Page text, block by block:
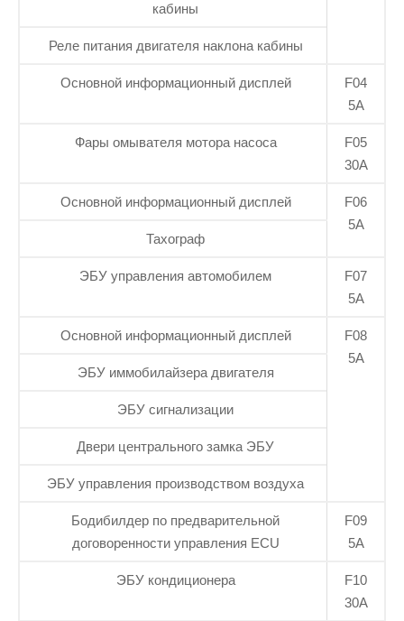
кабины
Реле питания двигателя наклона кабины
Основной информационный дисплей
F04
5А
Фары омывателя мотора насоса
F05
30А
Основной информационный дисплей
F06
5А
Тахограф
ЭБУ управления автомобилем
F07
5А
Основной информационный дисплей
F08
5А
ЭБУ иммобилайзера двигателя
ЭБУ сигнализации
Двери центрального замка ЭБУ
ЭБУ управления производством воздуха
Бодибилдер по предварительной
договоренности управления ECU
F09
5А
ЭБУ кондиционера
F10
30А